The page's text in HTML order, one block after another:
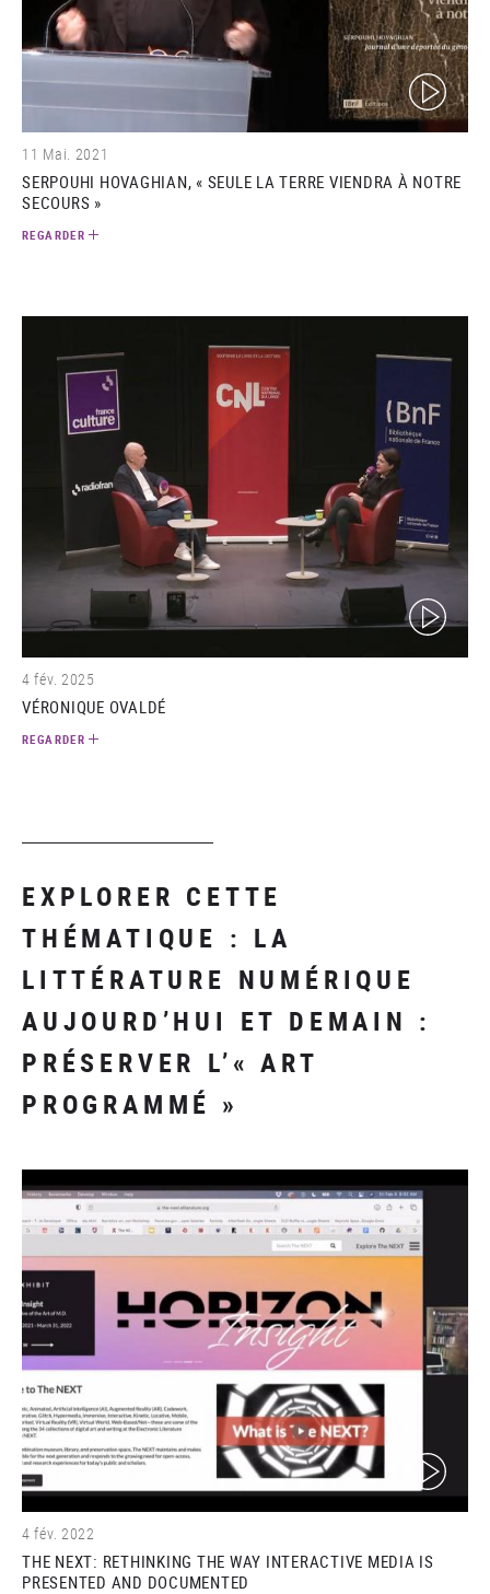
(video)
11 Mai. 2021
SERPOUHI HOVAGHIAN, « SEULE LA TERRE VIENDRA À NOTRE
SECOURS »
REGARDER
(video)
4 fév. 2025
VÉRONIQUE OVALDÉ
REGARDER
EXPLORER CETTE
THÉMATIQUE : LA
LITTÉRATURE NUMÉRIQUE
AUJOURD’HUI ET DEMAIN :
PRÉSERVER L’« ART
PROGRAMMÉ »
(video)
4 fév. 2022
THE NEXT: RETHINKING THE WAY INTERACTIVE MEDIA IS
PRESENTED AND DOCUMENTED